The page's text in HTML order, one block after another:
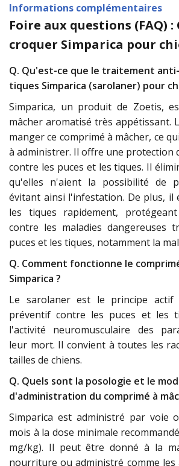
Informations complémentaires
Foire aux questions (FAQ) :
croquer Simparica pour
Q. Qu'est-ce que le traitement
tiques Simparica (sarolaner) pour
Simparica, un produit de Zoetis,
mâcher aromatisé très appétissant.
manger ce comprimé à mâcher, ce
à administrer. Il offre une protection
contre les puces et les tiques. Il
qu'elles n'aient la possibilité de
évitant ainsi l'infestation. De plus, il
les tiques rapidement,
contre les maladies dangereuses
puces et les tiques, notamment la
Q. Comment fonctionne le
Simparica ?
Le sarolaner est le principe actif
préventif contre les puces et les
l'activité neuromusculaire des
leur mort. Il convient à toutes les
tailles de chiens.
Q. Quels sont la posologie et le
d'administration du comprimé à
Simparica est administré par voie
mois à la dose minimale
mg/kg). Il peut être donné à la
nourriture ou administré comme les